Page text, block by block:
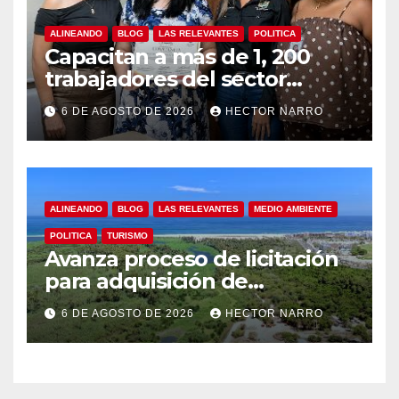
ALINEANDO BLOG LAS RELEVANTES POLITICA
Capacitan a más de 1, 200
trabajadores del sector
hotelero en derechos
humanos y respeto laboral
en Los Cabos
6 DE AGOSTO DE 2026 HECTOR NARRO
ALINEANDO BLOG LAS RELEVANTES MEDIO AMBIENTE
POLITICA TURISMO
Avanza proceso de licitación
para adquisición de
maquinaria del Plan de
Regeneración del Estero
Josefino
6 DE AGOSTO DE 2026 HECTOR NARRO